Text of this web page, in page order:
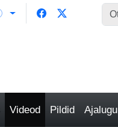
Videod Pildid Ajalugu